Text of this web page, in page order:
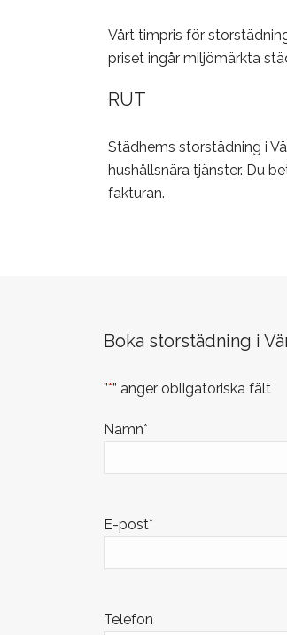
Vårt timpris för
priset ingår miljömärkta
RUT
Städhems storstädning i
hushållsnära tjänster. Du
fakturan.
Boka storstädning i
”*” anger obligatoriska fält
Namn*
E-post*
Telefon